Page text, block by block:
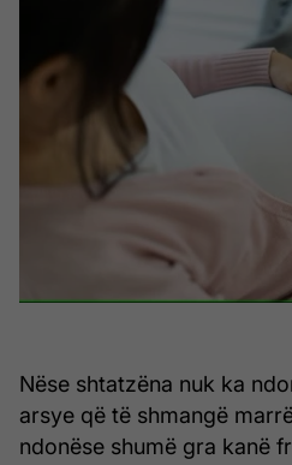
Nëse shtatzëna nuk ka
arsye që të shmangë
ndonëse shumë gra kanë